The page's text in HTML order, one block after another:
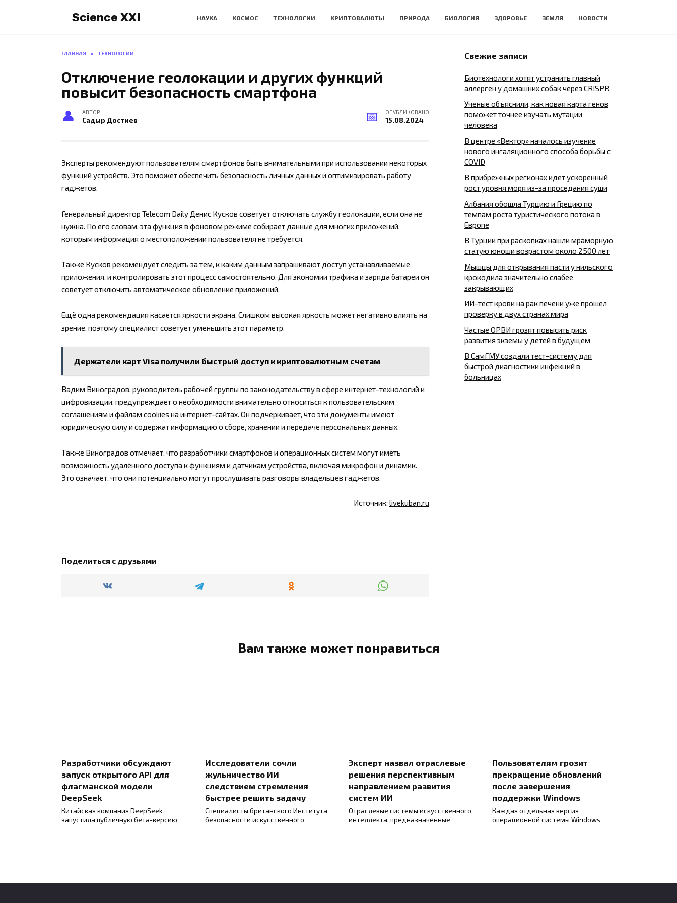
Science XXI НАУКА КОСМОС ТЕХНОЛОГИИ КРИПТОВАЛЮТЫ ПРИРОДА БИОЛОГИЯ ЗДОРОВЬЕ ЗЕМЛЯ НОВОСТИ
ГЛАВНАЯ » ТЕХНОЛОГИИ
Отключение геолокации и других функций
повысит безопасность смартфона
АВТОР
Садыр Достиев
ОПУБЛИКОВАНО
15.08.2024
Эксперты рекомендуют пользователям смартфонов быть внимательными при использовании некоторых
функций устройств. Это поможет обеспечить безопасность личных данных и оптимизировать работу
гаджетов.
Генеральный директор Telecom Daily Денис Кусков советует отключать службу геолокации, если она не
нужна. По его словам, эта функция в фоновом режиме собирает данные для многих приложений,
которым информация о местоположении пользователя не требуется.
Также Кусков рекомендует следить за тем, к каким данным запрашивают доступ устанавливаемые
приложения, и контролировать этот процесс самостоятельно. Для экономии трафика и заряда батареи он
советует отключить автоматическое обновление приложений.
Ещё одна рекомендация касается яркости экрана. Слишком высокая яркость может негативно влиять на
зрение, поэтому специалист советует уменьшить этот параметр.
Держатели карт Visa получили быстрый доступ к криптовалютным счетам
Вадим Виноградов, руководитель рабочей группы по законодательству в сфере интернет-технологий и
цифровизации, предупреждает о необходимости внимательно относиться к пользовательским
соглашениям и файлам cookies на интернет-сайтах. Он подчёркивает, что эти документы имеют
юридическую силу и содержат информацию о сборе, хранении и передаче персональных данных.
Также Виноградов отмечает, что разработчики смартфонов и операционных систем могут иметь
возможность удалённого доступа к функциям и датчикам устройства, включая микрофон и динамик.
Это означает, что они потенциально могут прослушивать разговоры владельцев гаджетов.
Источник: livekuban.ru
Поделиться с друзьями
Свежие записи
Биотехнологи хотят устранить главный
аллерген у домашних собак через CRISPR
Ученые объяснили, как новая карта генов
поможет точнее изучать мутации
человека
В центре «Вектор» началось изучение
нового ингаляционного способа борьбы с
COVID
В прибрежных регионах идет ускоренный
рост уровня моря из-за проседания суши
Албания обошла Турцию и Грецию по
темпам роста туристического потока в
Европе
В Турции при раскопках нашли мраморную
статую юноши возрастом около 2500 лет
Мышцы для открывания пасти у нильского
крокодила значительно слабее
закрывающих
ИИ-тест крови на рак печени уже прошел
проверку в двух странах мира
Частые ОРВИ грозят повысить риск
развития экземы у детей в будущем
В СамГМУ создали тест-систему для
быстрой диагностики инфекций в
больницах
Вам также может понравиться
Разработчики обсуждают
запуск открытого API для
флагманской модели
DeepSeek
Китайская компания DeepSeek
запустила публичную бета-версию
Исследователи сочли
жульничество ИИ
следствием стремления
быстрее решить задачу
Специалисты британского Института
безопасности искусственного
Эксперт назвал отраслевые
решения перспективным
направлением развития
систем ИИ
Отраслевые системы искусственного
интеллекта, предназначенные
Пользователям грозит
прекращение обновлений
после завершения
поддержки Windows
Каждая отдельная версия
операционной системы Windows